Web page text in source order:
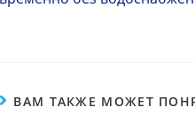
ВАМ ТАКЖЕ МОЖЕТ